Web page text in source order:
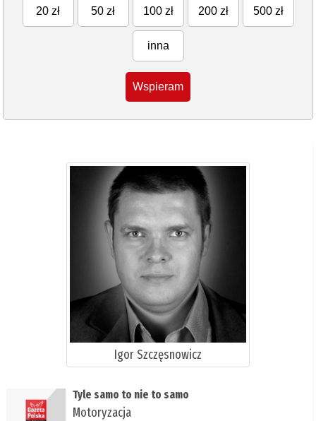
20 zł 50 zł 100 zł 200 zł 500 zł
inna
Wspieram
Igor Szczęsnowicz
Tyle samo to nie to samo
Motoryzacja